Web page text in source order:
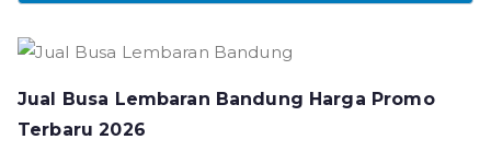
Jual Busa Lembaran Bandung Harga Promo
Terbaru 2026